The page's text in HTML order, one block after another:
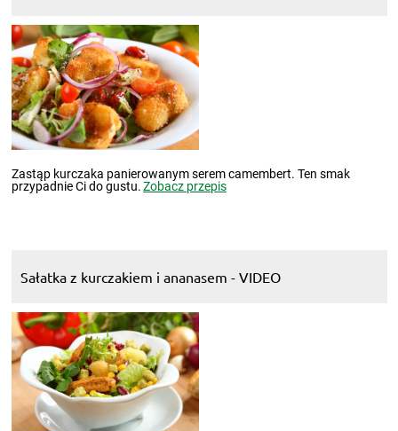
Zastąp kurczaka panierowanym serem camembert. Ten smak
przypadnie Ci do gustu.Zobacz przepis
Sałatka z kurczakiem i ananasem - VIDEO